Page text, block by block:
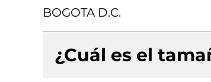
BOGOTA D.C.
¿Cuál es el